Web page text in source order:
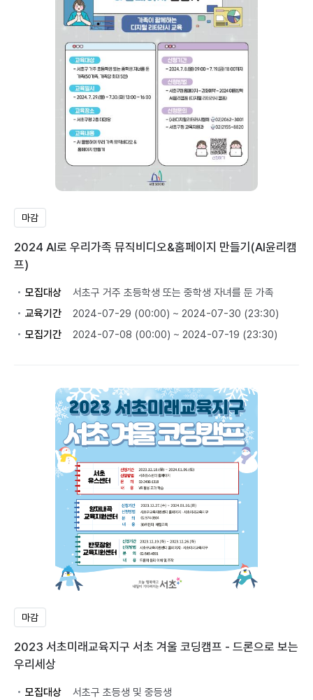
마감
2024 AI로 우리가족 뮤직비디오&홈페이지 만들기(AI윤리캠
프)
모집대상
서초구 거주 초등학생 또는 중학생 자녀를 둔 가족
교육기간
2024-07-29 (00:00) ~ 2024-07-30 (23:30)
모집기간
2024-07-08 (00:00) ~ 2024-07-19 (23:30)
마감
2023 서초미래교육지구 서초 겨울 코딩캠프 - 드론으로 보는
우리세상
모집대상
서초구 초등생 및 중등생